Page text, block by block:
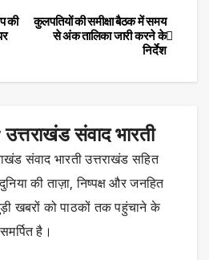
कुलपतियों की समीक्षा बैठक में समय
से अंक तालिका जारी करने के
निर्देश
की
उत्तराखंड संवाद भारती
संवाद भारती उत्तराखंड सहित
की ताज़ा, निष्पक्ष और जनहित
खबरों को पाठकों तक पहुंचाने के
है।